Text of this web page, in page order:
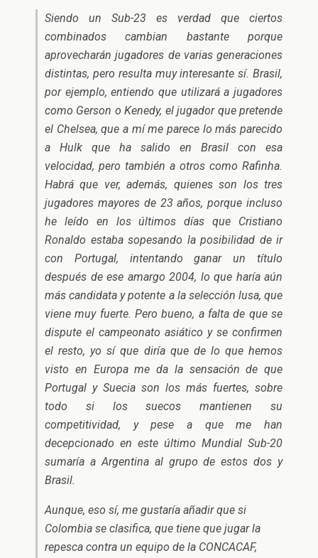
Siendo un Sub-23 es verdad que ciertos
combinados cambian bastante porque
aprovecharán jugadores de varias generaciones
distintas, pero resulta muy interesante sí. Brasil,
por ejemplo, entiendo que utilizará a jugadores
como Gerson o Kenedy, el jugador que pretende
el Chelsea, que a mí me parece lo más parecido
a Hulk que ha salido en Brasil con esa
velocidad, pero también a otros como Rafinha.
Habrá que ver, además, quienes son los tres
jugadores mayores de 23 años, porque incluso
he leído en los últimos días que Cristiano
Ronaldo estaba sopesando la posibilidad de ir
con Portugal, intentando ganar un título
después de ese amargo 2004, lo que haría aún
más candidata y potente a la selección lusa, que
viene muy fuerte. Pero bueno, a falta de que se
dispute el campeonato asiático y se confirmen
el resto, yo sí que diría que de lo que hemos
visto en Europa me da la sensación de que
Portugal y Suecia son los más fuertes, sobre
todo si los suecos mantienen su
competitividad, y pese a que me han
decepcionado en este último Mundial Sub-20
sumaría a Argentina al grupo de estos dos y
Brasil.
Aunque, eso sí, me gustaría añadir que si
Colombia se clasifica, que tiene que jugar la
repesca contra un equipo de la CONCACAF,